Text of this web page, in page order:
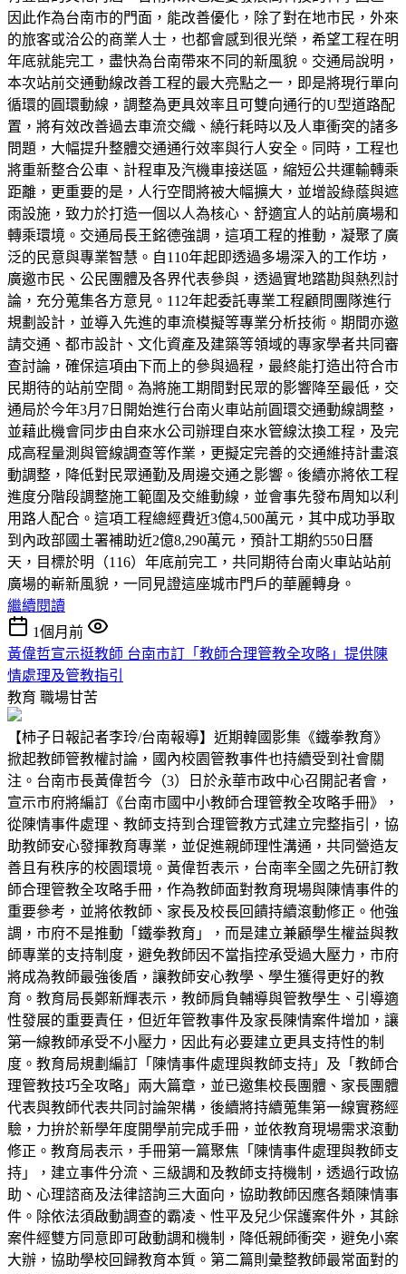
因此作為台南市的門面，能改善優化，除了對在地市民，外來
的旅客或洽公的商業人士，也都會感到很光榮，希望工程在明
年底就能完工，盡快為台南帶來不同的新風貌。交通局說明，
本次站前交通動線改善工程的最大亮點之一，即是將現行單向
循環的圓環動線，調整為更具效率且可雙向通行的U型道路配
置，將有效改善過去車流交織、繞行耗時以及人車衝突的諸多
問題，大幅提升整體交通通行效率與行人安全。同時，工程也
將重新整合公車、計程車及汽機車接送區，縮短公共運輸轉乘
距離，更重要的是，人行空間將被大幅擴大，並增設綠蔭與遮
雨設施，致力於打造一個以人為核心、舒適宜人的站前廣場和
轉乘環境。交通局長王銘德強調，這項工程的推動，凝聚了廣
泛的民意與專業智慧。自110年起即透過多場深入的工作坊，
廣邀市民、公民團體及各界代表參與，透過實地踏勘與熱烈討
論，充分蒐集各方意見。112年起委託專業工程顧問團隊進行
規劃設計，並導入先進的車流模擬等專業分析技術。期間亦邀
請交通、都市設計、文化資產及建築等領域的專家學者共同審
查討論，確保這項由下而上的參與過程，最終能打造出符合市
民期待的站前空間。為將施工期間對民眾的影響降至最低，交
通局於今年3月7日開始進行台南火車站前圓環交通動線調整，
並藉此機會同步由自來水公司辦理自來水管線汰換工程，及完
成高程量測與管線調查等作業，更擬定完善的交通維持計畫滾
動調整，降低對民眾通勤及周邊交通之影響。後續亦將依工程
進度分階段調整施工範圍及交維動線，並會事先發布周知以利
用路人配合。這項工程總經費近3億4,500萬元，其中成功爭取
到內政部國土署補助近2億8,290萬元，預計工期約550日曆
天，目標於明（116）年底前完工，共同期待台南火車站站前
廣場的嶄新風貌，一同見證這座城市門戶的華麗轉身。
繼續閱讀
1個月前
黃偉哲宣示挺教師 台南市訂「教師合理管教全攻略」提供陳
情處理及管教指引
教育 職場甘苦
【柿子日報記者李玲/台南報導】近期韓國影集《鐵拳教育》
掀起教師管教權討論，國內校園管教事件也持續受到社會關
注。台南市長黃偉哲今（3）日於永華市政中心召開記者會，
宣示市府將編訂《台南市國中小教師合理管教全攻略手冊》，
從陳情事件處理、教師支持到合理管教方式建立完整指引，協
助教師安心發揮教育專業，並促進親師理性溝通，共同營造友
善且有秩序的校園環境。黃偉哲表示，台南率全國之先研訂教
師合理管教全攻略手冊，作為教師面對教育現場與陳情事件的
重要參考，並將依教師、家長及校長回饋持續滾動修正。他強
調，市府不是推動「鐵拳教育」，而是建立兼顧學生權益與教
師專業的支持制度，避免教師因不當指控承受過大壓力，市府
將成為教師最強後盾，讓教師安心教學、學生獲得更好的教
育。教育局長鄭新輝表示，教師肩負輔導與管教學生、引導適
性發展的重要責任，但近年管教事件及家長陳情案件增加，讓
第一線教師承受不小壓力，因此有必要建立更具支持性的制
度。教育局規劃編訂「陳情事件處理與教師支持」及「教師合
理管教技巧全攻略」兩大篇章，並已邀集校長團體、家長團體
代表與教師代表共同討論架構，後續將持續蒐集第一線實務經
驗，力拚於新學年度開學前完成手冊，並依教育現場需求滾動
修正。教育局表示，手冊第一篇聚焦「陳情事件處理與教師支
持」，建立事件分流、三級調和及教師支持機制，透過行政協
助、心理諮商及法律諮詢三大面向，協助教師因應各類陳情事
件。除依法須啟動調查的霸凌、性平及兒少保護案件外，其餘
案件經雙方同意即可啟動調和機制，降低親師衝突，避免小案
大辦，協助學校回歸教育本質。第二篇則彙整教師最常面對的